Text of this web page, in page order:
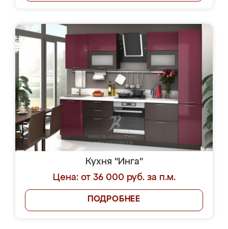
Кухня "Инга"
Цена: от 36 000 руб. за п.м.
ПОДРОБНЕЕ